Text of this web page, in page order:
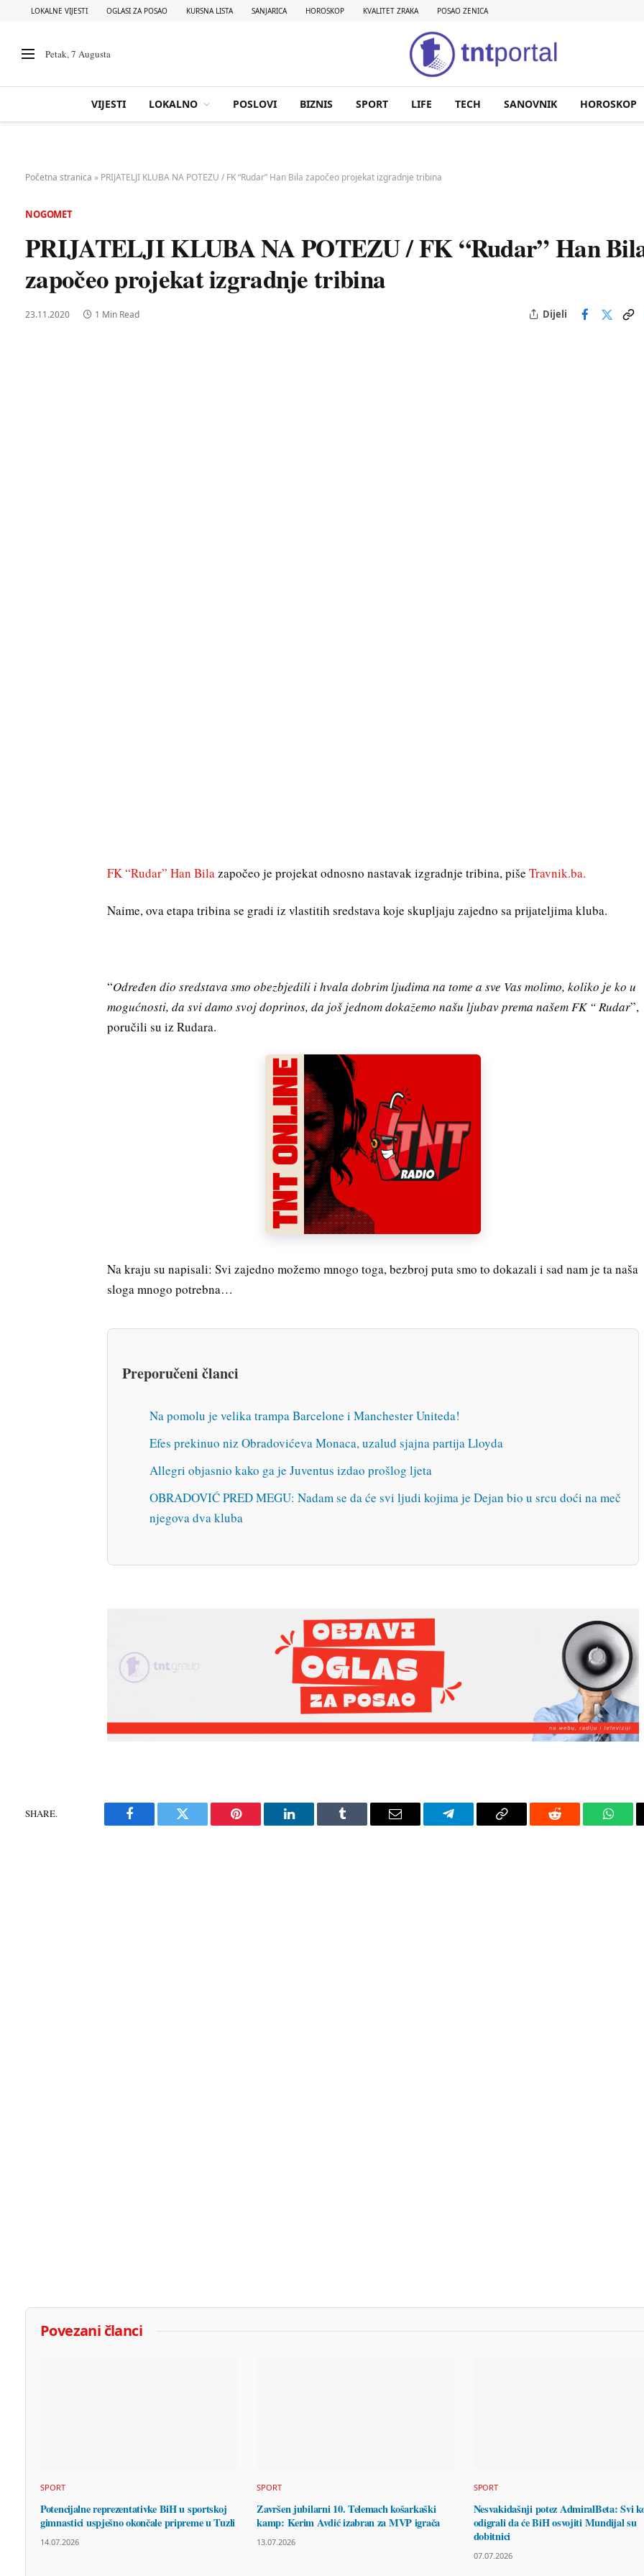
LOKALNE VIJESTI OGLASI ZA POSAO KURSNA LISTA SANJARICA HOROSKOP KVALITET ZRAKA POSAO ZENICA
Petak, 7 Augusta
VIJESTI LOKALNO POSLOVI BIZNIS SPORT LIFE TECH SANOVNIK HOROSKOP
Početna stranica » PRIJATELJI KLUBA NA POTEZU / FK “Rudar” Han Bila započeo projekat izgradnje tribina
NOGOMET
PRIJATELJI KLUBA NA POTEZU / FK “Rudar” Han
započeo projekat izgradnje tribina
23.11.2020 1 Min Read Dijeli
FK “Rudar” Han Bilazapočeo je projekat odnosno nastavak izgradnje tribina, pišeTravnik.ba.
Naime, ova etapa tribina se gradi iz vlastitih sredstava koje skupljaju zajedno sa prijateljima kluba.
“Određen dio sredstava smo obezbjedili i hvala dobrim ljudima na tome a sve Vas molimo, koliko je ko u
mogućnosti, da svi damo svoj doprinos, da još jednom dokažemo našu ljubav prema našem FK “ Rudar”,
poručili su iz Rudara.
Na kraju su napisali: Svi zajedno možemo mnogo toga, bezbroj puta smo to dokazali i sad nam je ta naša
sloga mnogo potrebna…
Preporučeni članci
Na pomolu je velika trampa Barcelone i Manchester Uniteda!
Efes prekinuo niz Obradovićeva Monaca, uzalud sjajna partija Lloyda
Allegri objasnio kako ga je Juventus izdao prošlog ljeta
OBRADOVIĆ PRED MEGU: Nadam se da će svi ljudi kojima je Dejan bio u srcu doći na meč
njegova dva kluba
SHARE.
Facebook Twitter Pinterest LinkedIn Tumblr Email Telegram Copy
Reddit
Povezani članci
SPORT
Potencijalne reprezentativke BiH u sportskoj
gimnastici uspješno okončale pripreme u Tuzli
14.07.2026
SPORT
Završen jubilarni 10. Telemach košarkaški
kamp: Kerim Avdić izabran za MVP igrača
13.07.2026
SPORT
Nesvakidašnji potez AdmiralBeta: Svi
odigrali da će BiH osvojiti Mundijal su
dobitnici
07.07.2026